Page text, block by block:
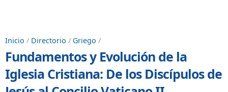
Inicio / Directorio / Griego /
Fundamentos y Evolución de la
Iglesia Cristiana: De los Discípulos de